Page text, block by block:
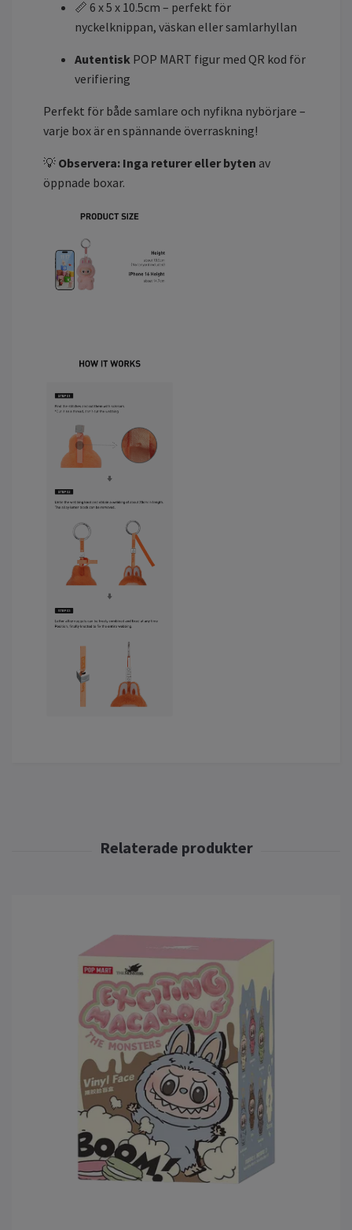
📏 6 x 5 x 10.5cm – perfekt för
nyckelknippan, väskan eller samlarhyllan
Autentisk POP MART figur med QR kod för
verifiering
Perfekt för både samlare och nyfikna nybörjare –
varje box är en spännande överraskning!
💡 Observera: Inga returer eller byten av
öppnade boxar.